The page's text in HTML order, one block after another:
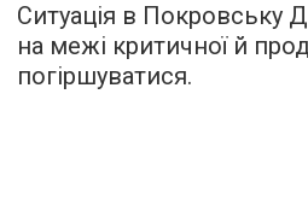
Ситуація в Покровську
на межі критичної й
погіршуватися.